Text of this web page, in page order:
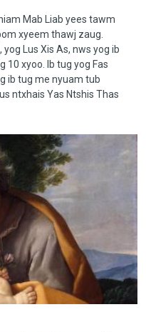
Mab Liab yees tawm
xyeem thawj zaug.
Lus Xis As, nws yog ib
10 xyoo. Ib tug yog Fas
ib tug me nyuam tub
ntxhais Yas Ntshis Thas